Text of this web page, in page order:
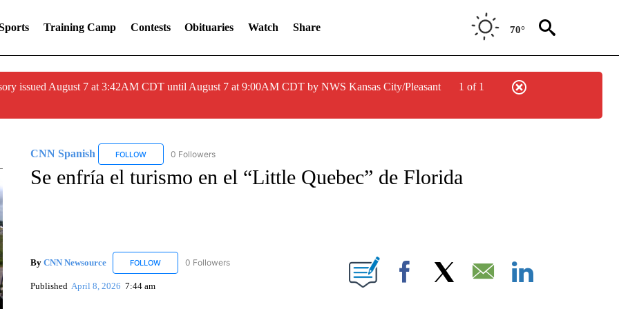
Training Camp Contests Obituaries Watch Share 70°
issued August 7 at 3:42AM CDT until August 7 at 9:00AM CDT by NWS Kansas City/Pleasant
1 of 1
CNN Spanish FOLLOWFOLLOW "CNN SPANISH" TO RECEIVE NOTIFICATIONS ABOUT NEW PAGES ON "CNN SPANISH".
0 Followers
Se enfría el turismo en el “Little Quebec” de Florida
By CNN Newsource FOLLOWFOLLOW "CNN NEWSOURCE" TO RECEIVE NOTIFICATIONS ABOUT NEW PAGES ON "CNN NEWSOURCE".
0 Followers
Published April 8, 2026 7:44 am Facebook Email